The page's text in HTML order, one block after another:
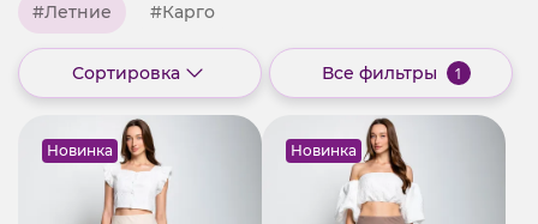
#Летние #Карго
Сортировка Все фильтры 1
Новинка Новинка